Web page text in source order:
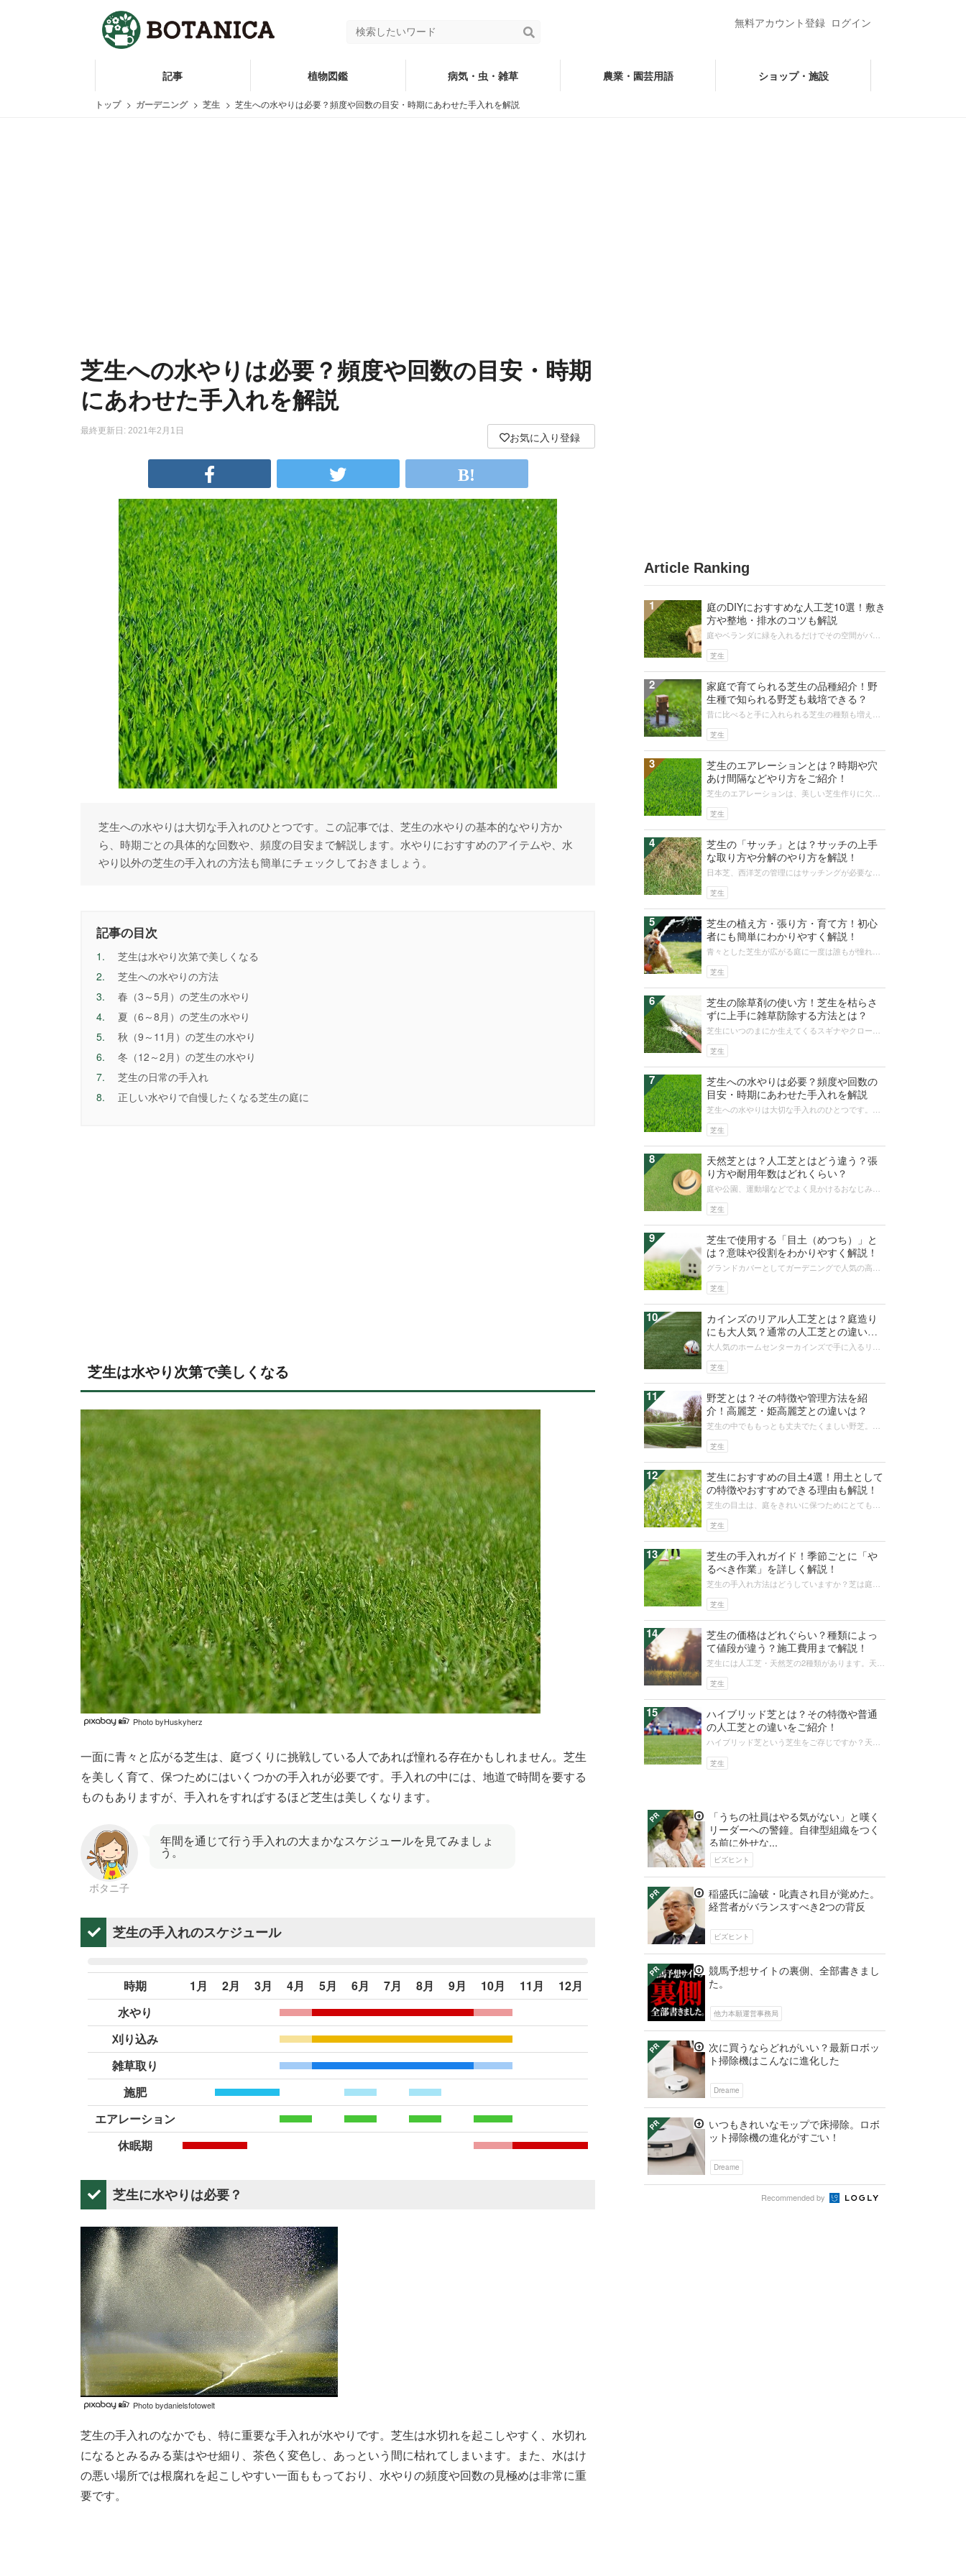
無料アカウント登録 ログイン
記事 植物図鑑 病気・虫・雑草 農業・園芸用語 ショップ・施設
トップ ガーデニング 芝生 芝生への水やりは必要？頻度や回数の目安・時期にあわせた手入れを解説
芝生への水やりは必要？頻度や回数の目安・時期
にあわせた手入れを解説
最終更新日: 2021年2月1日
お気に入り登録
芝生への水やりは大切な手入れのひとつです。この記事では、芝生の水やりの基本的なやり方か
ら、時期ごとの具体的な回数や、頻度の目安まで解説します。水やりにおすすめのアイテムや、水
やり以外の芝生の手入れの方法も簡単にチェックしておきましょう。
記事の目次
1.
芝生は水やり次第で美しくなる
2.
芝生への水やりの方法
3.
春（3～5月）の芝生の水やり
4.
夏（6～8月）の芝生の水やり
5.
秋（9～11月）の芝生の水やり
6.
冬（12～2月）の芝生の水やり
7.
芝生の日常の手入れ
8.
正しい水やりで自慢したくなる芝生の庭に
芝生は水やり次第で美しくなる
Photo byHuskyherz
一面に青々と広がる芝生は、庭づくりに挑戦している人であれば憧れる存在かもしれません。芝生
を美しく育て、保つためにはいくつかの手入れが必要です。手入れの中には、地道で時間を要する
ものもありますが、手入れをすればするほど芝生は美しくなります。
年間を通じて行う手入れの大まかなスケジュールを見てみましょ
う。
芝生の手入れのスケジュール
時期 1月 2月 3月 4月 5月 6月 7月 8月 9月 10月 11月
12月
水やり
刈り込み
雑草取り
施肥
エアレーション
休眠期
芝生に水やりは必要？
Photo bydanielsfotowelt
芝生の手入れのなかでも、特に重要な手入れが水やりです。芝生は水切れを起こしやすく、水切れ
になるとみるみる葉はやせ細り、茶色く変色し、あっという間に枯れてしまいます。また、水はけ
の悪い場所では根腐れを起こしやすい一面ももっており、水やりの頻度や回数の見極めは非常に重
要です。
Article Ranking
1
芝生
庭のDIYにおすすめな人工芝10選！敷き
方や整地・排水のコツも解説
庭やベランダに緑を入れるだけでその空間がパッ
入れの手間も少ないので気軽に使...
2
芝生
家庭で育てられる芝生の品種紹介！野
生種で知られる野芝も栽培できる？
昔に比べると手に入れられる芝生の種類も増え、
芝生ですが、芝生の一品種である野芝...
3
芝生
芝生のエアレーションとは？時期や穴
あけ間隔などやり方をご紹介！
芝生のエアレーションは、美しい芝生作りに欠か
の方法があり、庭の管理に割ける時...
4
芝生
芝生の「サッチ」とは？サッチの上手
な取り方や分解のやり方を解説！
日本芝、西洋芝の管理にはサッチングが必要なこ
水はけが悪くなったり病気の原因にな...
5
芝生
芝生の植え方・張り方・育て方！初心
者にも簡単にわかりやすく解説！
青々とした芝生が広がる庭に一度は誰もが憧れる
でも簡単な芝生の植え方をご紹介しま...
6
芝生
芝生の除草剤の使い方！芝生を枯らさ
ずに上手に雑草防除する方法とは？
芝生にいつのまにか生えてくるスギナやクローバ
できれば芝生を枯らさずに駆除したい...
7
芝生
芝生への水やりは必要？頻度や回数の
目安・時期にあわせた手入れを解説
芝生への水やりは大切な手入れのひとつです。こ
ら、時期ごとの具体的な回数や、頻度の...
8
芝生
天然芝とは？人工芝とはどう違う？張
り方や耐用年数はどれくらい？
庭や公園、運動場などでよく見かけるおなじみの
す。ここでは天然芝を中心に特徴や寿...
9
芝生
芝生で使用する「目土（めつち）」と
は？意味や役割をわかりやすく解説！
グランドカバーとしてガーデニングで人気の高
ざまな役割を持っています。芝生にも高...
10
芝生
カインズのリアル人工芝とは？庭造り
にも大人気？通常の人工芝との違い
は？
大人気のホームセンターカインズで手に入るリア
人工芝と比べて、耐久性や品質に優れ...
11
芝生
野芝とは？その特徴や管理方法を紹
介！高麗芝・姫高麗芝との違いは？
芝生の中でももっとも丈夫でたくましい野芝。同
ろが違うのでしょう。今回は、野芝な...
12
芝生
芝生におすすめの目土4選！用土として
の特徴やおすすめできる理由も解説！
芝生の目土は、庭をきれいに保つためにとても大
をする意味や目土の種類など、よくわ...
13
芝生
芝生の手入れガイド！季節ごとに「や
るべき作業」を詳しく解説！
芝生の手入れ方法はどうしていますか？芝は庭の
方もいるのではないでしょうか。春夏...
14
芝生
芝生の価格はどれぐらい？種類によっ
て値段が違う？施工費用まで解説！
芝生には人工芝・天然芝の2種類があります。天然
て価格はさまざまです。高麗芝・野...
15
芝生
ハイブリッド芝とは？その特徴や普通
の人工芝との違いをご紹介！
ハイブリッド芝という芝生をご存じですか？天然
りにくく維持管理費も抑えられると両...
「うちの社員はやる気がない」と嘆く
リーダーへの警鐘。自律型組織をつく
る前に外せな...
ビズヒント
稲盛氏に論破・叱責され目が覚めた。
経営者がバランスすべき2つの背反
ビズヒント
競馬予想サイトの裏側、全部書きまし
た。
他力本願運営事務局
次に買うならどれがいい？最新ロボッ
ト掃除機はこんなに進化した
Dreame
いつもきれいなモップで床掃除。ロボ
ット掃除機の進化がすごい！
Dreame
Recommended by